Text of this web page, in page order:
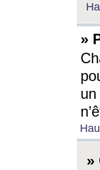
»
un
»